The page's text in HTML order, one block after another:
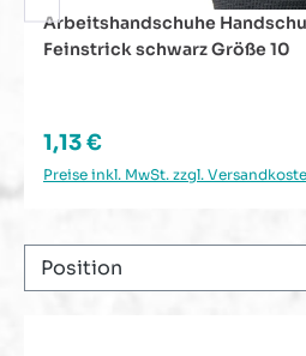
Arbeitshandschuhe
Feinstrick schwarz Größe 10
Regulärer Preis:
1,13 €
Preise inkl. MwSt. zzgl.